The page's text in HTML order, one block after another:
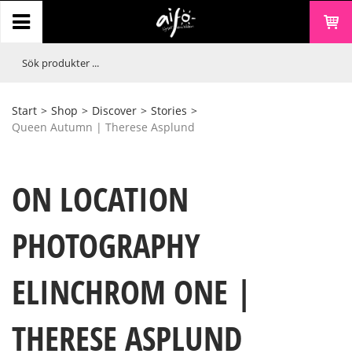
Start > Shop > Discover > Stories >
Queen Autumn | Therese Asplund
ON LOCATION
PHOTOGRAPHY
ELINCHROM ONE |
THERESE ASPLUND